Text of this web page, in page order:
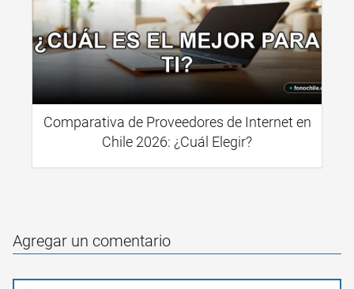
Comparativa de Proveedores de Internet en
Chile 2026: ¿Cuál Elegir?
Agregar un comentario